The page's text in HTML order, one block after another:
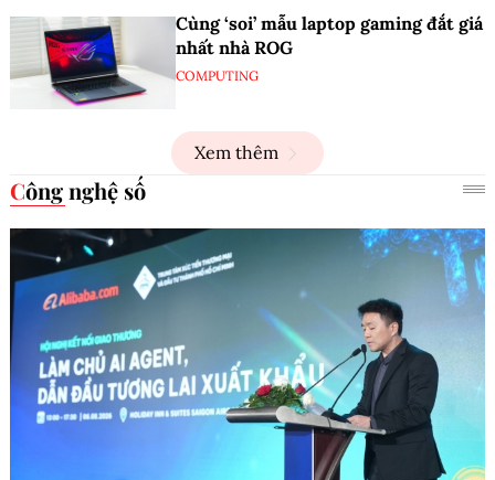
Cùng ‘soi’ mẫu laptop gaming đắt giá
nhất nhà ROG
COMPUTING
Xem thêm
Công nghệ số